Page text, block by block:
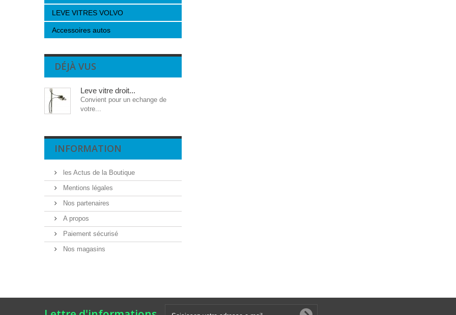
LEVE VITRES VOLVO
Accessoires autos
DÉJÀ VUS
Leve vitre droit...
Convient pour un echange de
votre...
INFORMATION
les Actus de la Boutique
Mentions légales
Nos partenaires
A propos
Paiement sécurisé
Nos magasins